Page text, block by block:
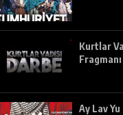
Kurtlar
Fragmanı
Ay Lav